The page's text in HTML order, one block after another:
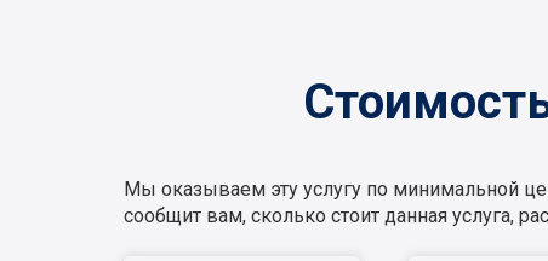
Мы оказываем эту услугу по минимальной
сообщит вам, сколько стоит данная услуга,